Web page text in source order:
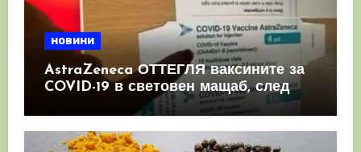
новини
AstraZeneca ОТТЕГЛЯ ваксините за
COVID-19 в световен мащаб, след
като призна, че те причиняват
КРЪВНИ съсиреци